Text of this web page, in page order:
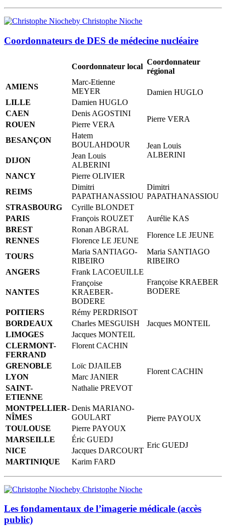
by Christophe Nioche
Coordonnateurs de DES de médecine nucléaire
Coordonnateur local
Coordonnateur
régional
AMIENS
Marc-Etienne
MEYER
Damien HUGLO
LILLE
Damien HUGLO
CAEN
Denis AGOSTINI
Pierre VERA
ROUEN
Pierre VERA
BESANÇON
Hatem
BOULAHDOUR
Jean Louis
ALBERINI
DIJON
Jean Louis
ALBERINI
NANCY
Pierre OLIVIER
Dimitri
PAPATHANASSIOU
REIMS
Dimitri
PAPATHANASSIOU
STRASBOURG
Cyrille BLONDET
PARIS
François ROUZET
Aurélie KAS
BREST
Ronan ABGRAL
Florence LE JEUNE
RENNES
Florence LE JEUNE
TOURS
Maria SANTIAGO-
RIBEIRO
Maria SANTIAGO
RIBEIRO
ANGERS
Frank LACOEUILLE
Françoise KRAEBER
BODERE
NANTES
Françoise
KRAEBER-
BODERE
POITIERS
Rémy PERDRISOT
Jacques MONTEIL
BORDEAUX
Charles MESGUISH
LIMOGES
Jacques MONTEIL
CLERMONT-
FERRAND
Florent CACHIN
Florent CACHIN
GRENOBLE
Loïc DJAILEB
LYON
Marc JANIER
SAINT-
ETIENNE
Nathalie PREVOT
MONTPELLIER-
NÎMES
Denis MARIANO-
GOULART
Pierre PAYOUX
TOULOUSE
Pierre PAYOUX
MARSEILLE
Éric GUEDJ
Eric GUEDJ
NICE
Jacques DARCOURT
MARTINIQUE
Karim FARD
by Christophe Nioche
Les fondamentaux de l’imagerie médicale (accès
public)